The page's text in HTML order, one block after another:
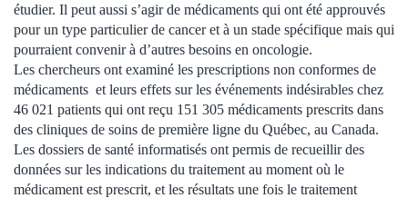
étudier. Il peut aussi s’agir de médicaments qui ont été approuvés
pour un type particulier de cancer et à un stade spécifique mais qui
pourraient convenir à d’autres besoins en oncologie.
Les chercheurs ont examiné les prescriptions non conformes de
médicaments et leurs effets sur les événements indésirables chez
46 021 patients qui ont reçu 151 305 médicaments prescrits dans
des cliniques de soins de première ligne du Québec, au Canada.
Les dossiers de santé informatisés ont permis de recueillir des
données sur les indications du traitement au moment où le
médicament est prescrit, et les résultats une fois le traitement